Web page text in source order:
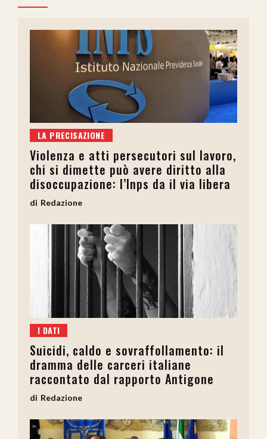
LA PRECISAZIONE
Violenza e atti persecutori sul lavoro,
chi si dimette può avere diritto alla
disoccupazione: l’Inps da il via libera
Redazione
I DATI
Suicidi, caldo e sovraffollamento: il
dramma delle carceri italiane
raccontato dal rapporto Antigone
Redazione